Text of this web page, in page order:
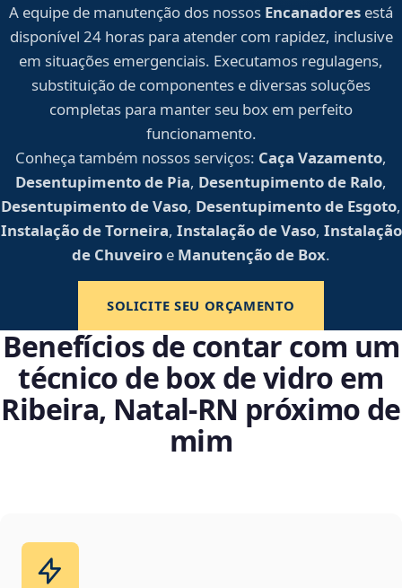
A equipe de manutenção dos nossos Encanadores está
disponível 24 horas para atender com rapidez, inclusive
em situações emergenciais. Executamos regulagens,
substituição de componentes e diversas soluções
completas para manter seu box em perfeito
funcionamento.
Conheça também nossos serviços: Caça Vazamento,
Desentupimento de Pia, Desentupimento de Ralo,
Desentupimento de Vaso, Desentupimento de Esgoto,
Instalação de Torneira, Instalação de Vaso, Instalação
de Chuveiro e Manutenção de Box.
SOLICITE SEU ORÇAMENTO
Benefícios de contar com um
técnico de box de vidro em
Ribeira, Natal‑RN próximo de
mim